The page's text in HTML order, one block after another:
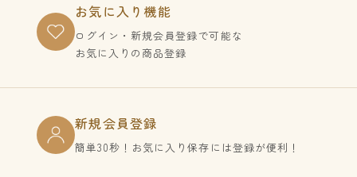
お気に入り機能
ログイン・新規会員登録で可能な
お気に入りの商品登録
新規会員登録
簡単30秒！お気に入り保存には登録が便利！